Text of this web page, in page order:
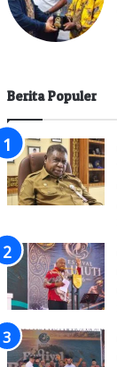
Berita Populer